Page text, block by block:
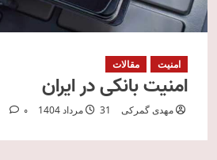
امنیت مقالات
امنیت بانکی در ایران
مهدی گمرکی 31 مرداد 1404 0